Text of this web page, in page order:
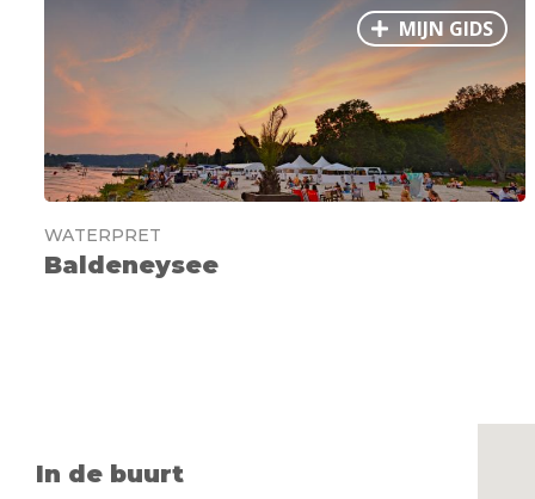
MIJN GIDS
WATERPRET
Baldeneysee
In de buurt